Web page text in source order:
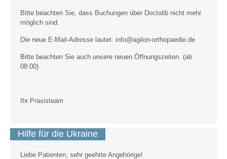
Bitte beachten Sie, dass Buchungen über Doctolib nicht mehr
möglich sind.
Die neue E-Mail-Adresse lautet: info@agilon-orthopaedie.de
Bitte beachten Sie auch unsere neuen Öffnungszeiten. (ab
08:00)
Ihr Praxisteam
Hilfe für die Ukraine
Liebe Patienten, sehr geehrte Angehörige!